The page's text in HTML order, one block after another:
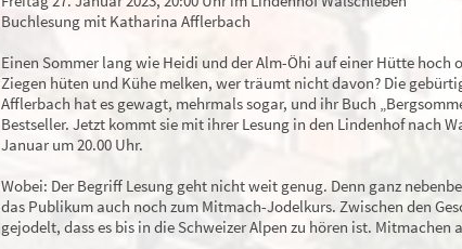
Buchlesung mit Katharina Afflerbach
Einen Sommer lang wie Heidi und der Alm-Öhi auf einer Hütte hoch
Ziegen hüten und Kühe melken, wer träumt nicht davon? Die
Afflerbach hat es gewagt, mehrmals sogar, und ihr Buch
Bestseller. Jetzt kommt sie mit ihrer Lesung in den Lindenhof nach
Januar um 20.00 Uhr.
Wobei: Der Begriff Lesung geht nicht weit genug. Denn ganz
das Publikum auch noch zum Mitmach-Jodelkurs. Zwischen den
gejodelt, dass es bis in die Schweizer Alpen zu hören ist. Mitmachen